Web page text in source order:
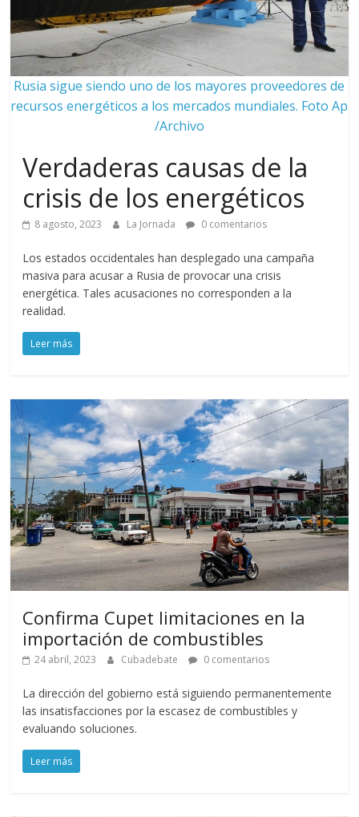
Rusia sigue siendo uno de los mayores proveedores de
recursos energéticos a los mercados mundiales. Foto Ap
/Archivo
Verdaderas causas de la
crisis de los energéticos
8 agosto, 2023 La Jornada 0 comentarios
Los estados occidentales han desplegado una campaña
masiva para acusar a Rusia de provocar una crisis
energética. Tales acusaciones no corresponden a la
realidad.
Leer más
Confirma Cupet limitaciones en la
importación de combustibles
24 abril, 2023 Cubadebate 0 comentarios
La dirección del gobierno está siguiendo permanentemente
las insatisfacciones por la escasez de combustibles y
evaluando soluciones.
Leer más